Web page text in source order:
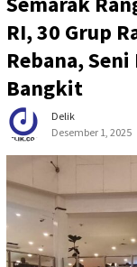
RI, 30 Grup
Rebana,
Bangkit
Delik
Desember 1, 2025